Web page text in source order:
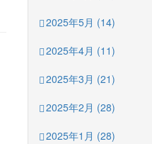
2025年5月 (14)
2025年4月 (11)
2025年3月 (21)
2025年2月 (28)
2025年1月 (28)